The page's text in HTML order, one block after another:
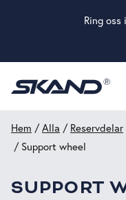
Ring oss
Hem /Alla / Reservdelar
/ Support wheel
SUPPORT